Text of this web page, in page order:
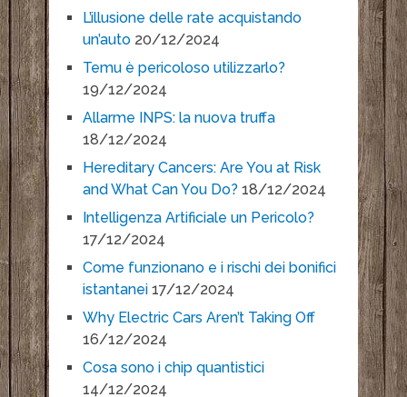
L’illusione delle rate acquistando
un’auto 20/12/2024
Temu è pericoloso utilizzarlo?
19/12/2024
Allarme INPS: la nuova truffa
18/12/2024
Hereditary Cancers: Are You at Risk
and What Can You Do? 18/12/2024
Intelligenza Artificiale un Pericolo?
17/12/2024
Come funzionano e i rischi dei bonifici
istantanei 17/12/2024
Why Electric Cars Aren’t Taking Off
16/12/2024
Cosa sono i chip quantistici
14/12/2024